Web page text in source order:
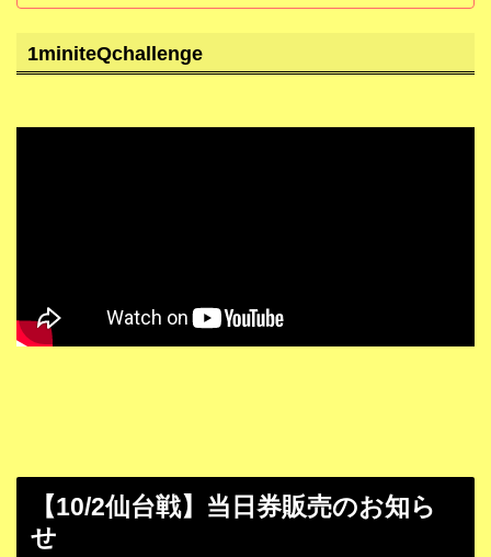
チーム情報をいち早くお届けします。
1miniteQchallenge
【10/2仙台戦】当日券販売のお知ら
せ